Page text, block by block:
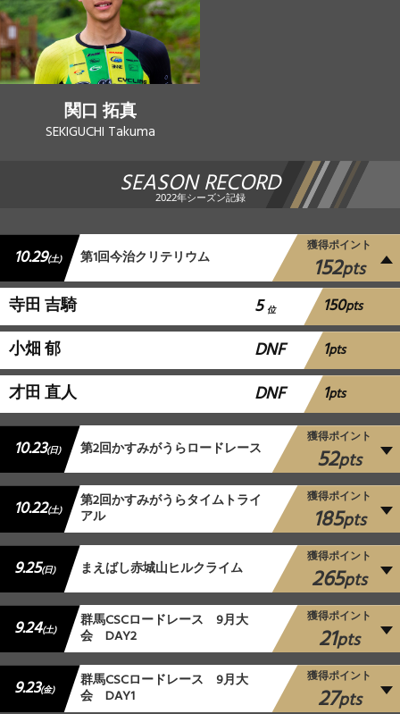
関口 拓真
SEKIGUCHI Takuma
SEASON RECORD
2022年シーズン記録
10.29(土) 第1回今治クリテリウム
獲得ポイント
152pts
寺田 吉騎 5 位 150pts
小畑 郁 DNF 1pts
才田 直人 DNF 1pts
10.23(日) 第2回かすみがうらロードレース
獲得ポイント
52pts
10.22(土) 第2回かすみがうらタイムトライ
アル
獲得ポイント
185pts
9.25(日) まえばし赤城山ヒルクライム
獲得ポイント
265pts
9.24(土) 群馬CSCロードレース 9月大
会 DAY2
獲得ポイント
21pts
9.23(金) 群馬CSCロードレース 9月大
会 DAY1
獲得ポイント
27pts